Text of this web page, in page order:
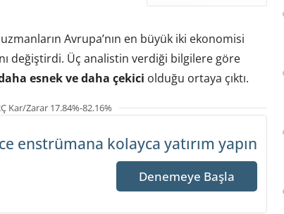
Avrupa’nın en büyük iki ekonomisi
değiştirdi. Üç analistin verdiği bilgilere göre
esnek ve daha çekici olduğu ortaya çıktı.
Kar/Zarar 17.84%-82.16%
enstrümana kolayca yatırım yapın
Denemeye Başla